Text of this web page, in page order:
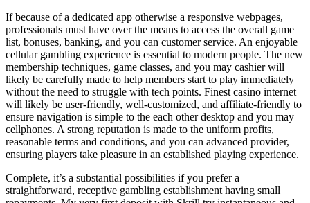
If because of a dedicated app otherwise a responsive webpages,
professionals must have over the means to access the overall game
list, bonuses, banking, and you can customer service. An enjoyable
cellular gambling experience is essential to modern people. The new
membership techniques, game classes, and you may cashier will
likely be carefully made to help members start to play immediately
without the need to struggle with tech points. Finest casino internet
will likely be user-friendly, well-customized, and affiliate-friendly to
ensure navigation is simple to the each other desktop and you may
cellphones. A strong reputation is made to the uniform profits,
reasonable terms and conditions, and you can advanced provider,
ensuring players take pleasure in an established playing experience.
Complete, it’s a substantial possibilities if you prefer a
straightforward, receptive gambling establishment having small